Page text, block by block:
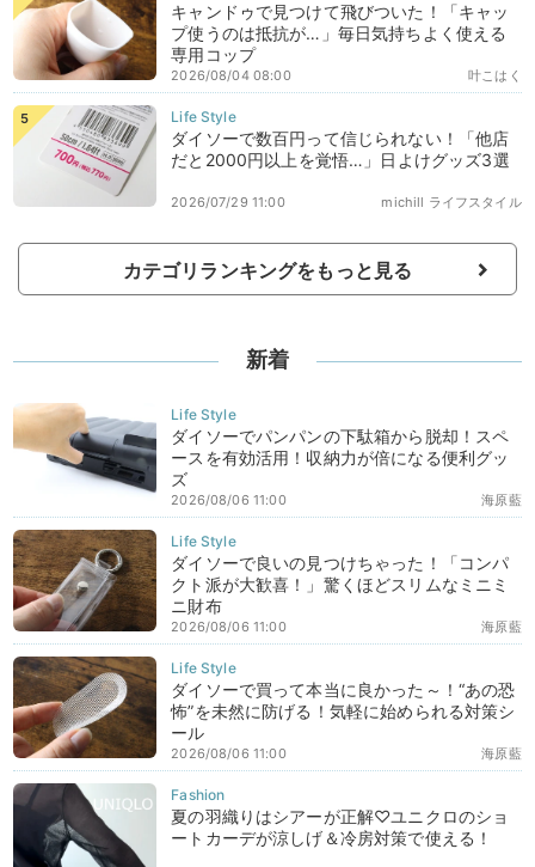
キャンドゥで見つけて飛びついた！「キャッ
プ使うのは抵抗が…」毎日気持ちよく使える
専用コップ
叶こはく
2026/08/04 08:00
ダイソーで数百円って信じられない！「他店
だと2000円以上を覚悟…」日よけグッズ3選
michill ライフスタイル
2026/07/29 11:00
カテゴリランキングをもっと見る
新着
ダイソーでパンパンの下駄箱から脱却！スペ
ースを有効活用！収納力が倍になる便利グッ
ズ
海原藍
2026/08/06 11:00
ダイソーで良いの見つけちゃった！「コンパ
クト派が大歓喜！」驚くほどスリムなミニミ
ニ財布
海原藍
2026/08/06 11:00
ダイソーで買って本当に良かった～！“あの恐
怖”を未然に防げる！気軽に始められる対策シ
ール
海原藍
2026/08/06 11:00
夏の羽織りはシアーが正解♡ユニクロのショ
ートカーデが涼しげ＆冷房対策で使える！